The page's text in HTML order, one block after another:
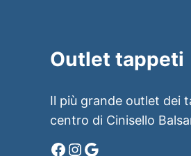
Outlet tappeti
Il più grande outlet dei
centro di Cinisello
Facebook
Instagram
Google